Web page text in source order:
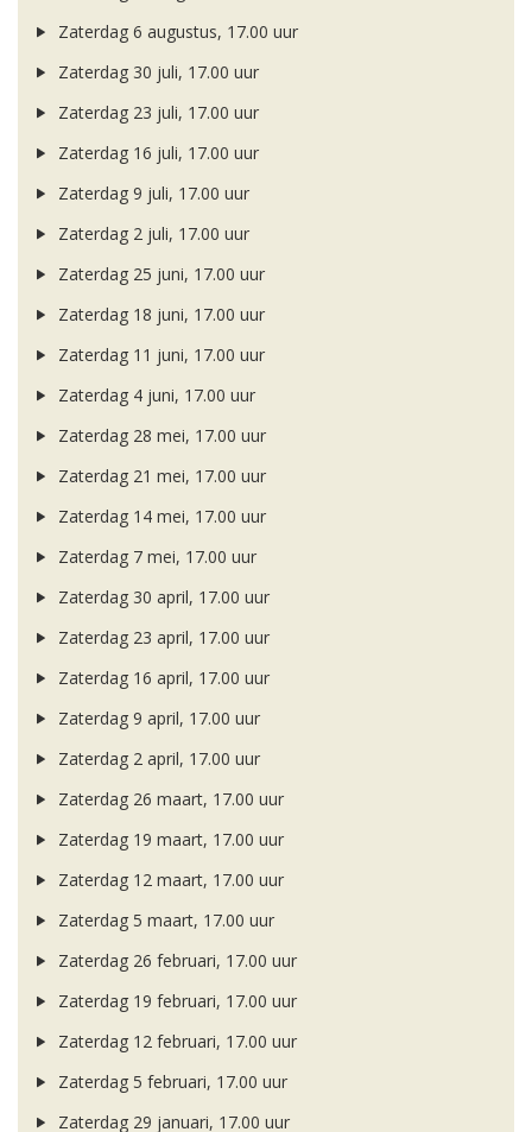
Zaterdag 6 augustus, 17.00 uur
Zaterdag 30 juli, 17.00 uur
Zaterdag 23 juli, 17.00 uur
Zaterdag 16 juli, 17.00 uur
Zaterdag 9 juli, 17.00 uur
Zaterdag 2 juli, 17.00 uur
Zaterdag 25 juni, 17.00 uur
Zaterdag 18 juni, 17.00 uur
Zaterdag 11 juni, 17.00 uur
Zaterdag 4 juni, 17.00 uur
Zaterdag 28 mei, 17.00 uur
Zaterdag 21 mei, 17.00 uur
Zaterdag 14 mei, 17.00 uur
Zaterdag 7 mei, 17.00 uur
Zaterdag 30 april, 17.00 uur
Zaterdag 23 april, 17.00 uur
Zaterdag 16 april, 17.00 uur
Zaterdag 9 april, 17.00 uur
Zaterdag 2 april, 17.00 uur
Zaterdag 26 maart, 17.00 uur
Zaterdag 19 maart, 17.00 uur
Zaterdag 12 maart, 17.00 uur
Zaterdag 5 maart, 17.00 uur
Zaterdag 26 februari, 17.00 uur
Zaterdag 19 februari, 17.00 uur
Zaterdag 12 februari, 17.00 uur
Zaterdag 5 februari, 17.00 uur
Zaterdag 29 januari, 17.00 uur